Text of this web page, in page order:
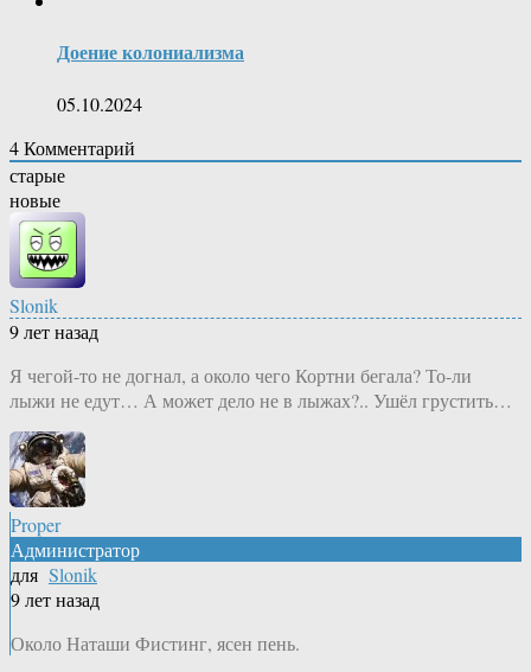
Доение колониализма
05.10.2024
4Комментарий
старые
новые
Slonik
9 лет назад
Я чегой-то не догнал, а около чего Кортни бегала? То-ли
лыжи не едут… А может дело не в лыжах?.. Ушёл грустить…
Proper
Администратор
для Slonik
9 лет назад
Около Наташи Фистинг, ясен пень.